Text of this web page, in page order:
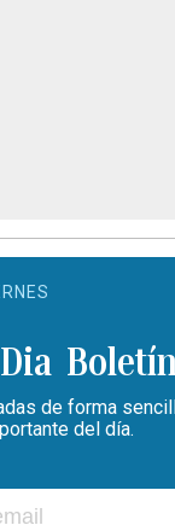
de forma
del día.